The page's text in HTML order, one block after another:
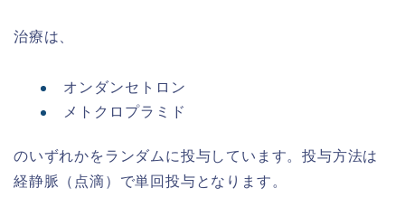
治療は、
オンダンセトロン
メトクロプラミド
のいずれかをランダムに投与しています。投与方法は
経静脈（点滴）で単回投与となります。